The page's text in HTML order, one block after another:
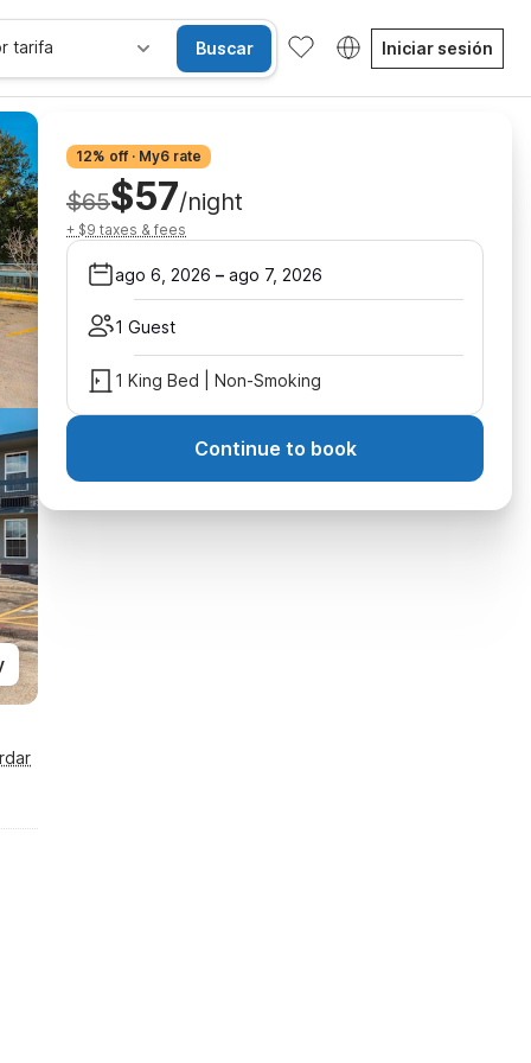
tarifa Buscar Iniciar sesión
12% off · My6 rate
$65$57/night
+ $9 taxes & fees
ago 6, 2026 – ago 7, 2026
1 Guest
1 King Bed | Non-Smoking
Continue to book